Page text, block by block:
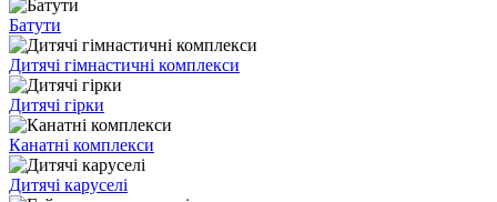
Батути
Дитячі гімнастичні комплекси
Дитячі гірки
Канатні комплекси
Дитячі каруселі